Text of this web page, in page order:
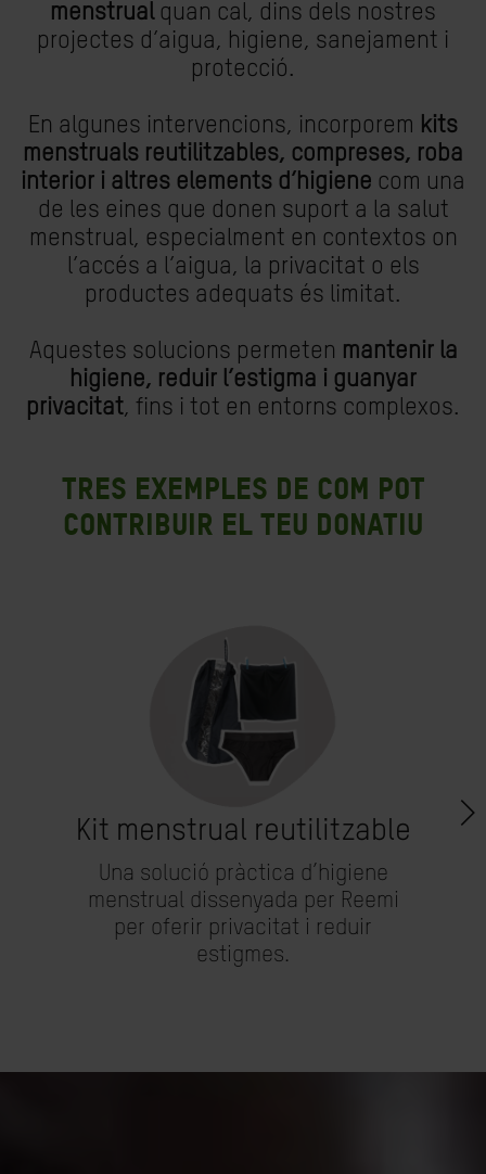
menstrualquan cal, dins dels nostres
projectes d’aigua, higiene, sanejament i
protecció.
En algunes intervencions, incorporem kits
menstruals reutilitzables, compreses, roba
interior i altres elements d’higiene com una
de les eines que donen suport a la salut
menstrual, especialment en contextos on
l’accés a l’aigua, la privacitat o els
productes adequats és limitat.
Aquestes solucions permeten mantenir la
higiene, reduir l’estigma i guanyar
privacitat, fins i tot en entorns complexos.
Tres exemples de com pot
contribuir el teu donatiu
Kit menstrual reutilitzable
Una solució pràctica d’higiene
menstrual dissenyada per Reemi
per oferir privacitat i reduir
estigmes.